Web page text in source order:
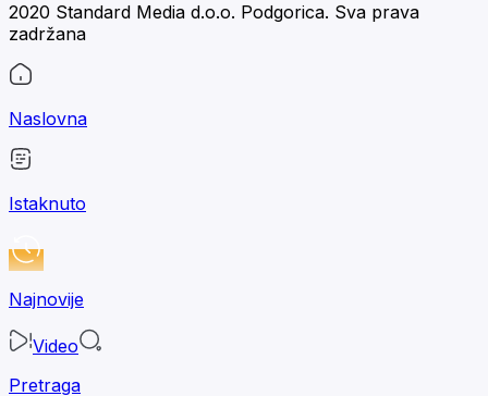
2020 Standard Media d.o.o. Podgorica. Sva prava
zadržana
Naslovna
Istaknuto
Najnovije
Video
Pretraga